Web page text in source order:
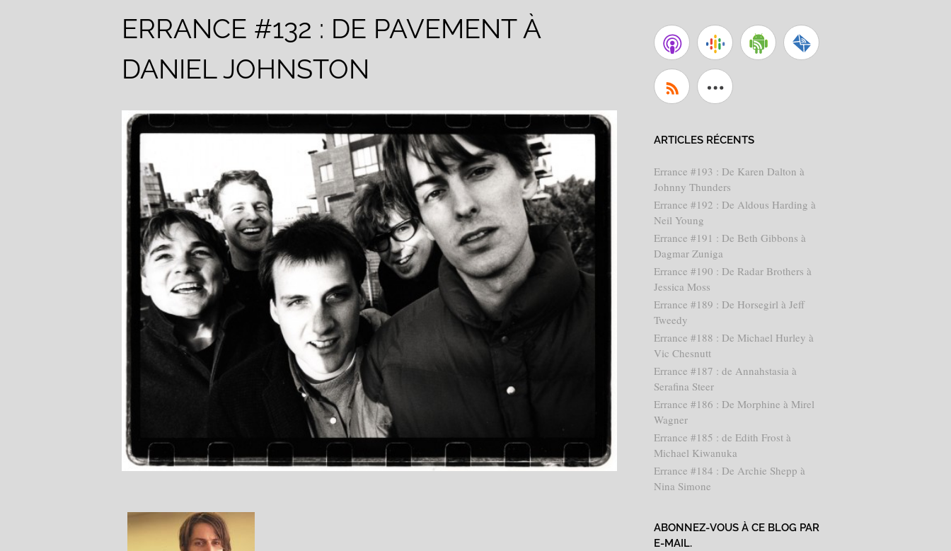
ERRANCE #132 : DE PAVEMENT À
DANIEL JOHNSTON
ARTICLES RÉCENTS
Errance #193 : De Karen Dalton à
Johnny Thunders
Errance #192 : De Aldous Harding à
Neil Young
Errance #191 : De Beth Gibbons à
Dagmar Zuniga
Errance #190 : De Radar Brothers à
Jessica Moss
Errance #189 : De Horsegirl à Jeff
Tweedy
Errance #188 : De Michael Hurley à
Vic Chesnutt
Errance #187 : de Annahstasia à
Serafina Steer
Errance #186 : De Morphine à Mirel
Wagner
Errance #185 : de Edith Frost à
Michael Kiwanuka
Errance #184 : De Archie Shepp à
Nina Simone
ABONNEZ-VOUS À CE BLOG PAR
E-MAIL.